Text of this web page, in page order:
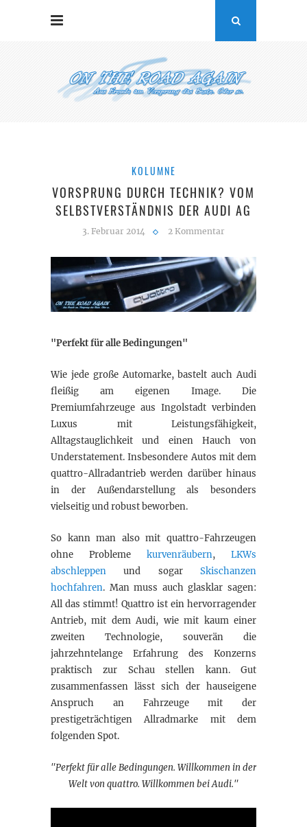
KOLUMNE
VORSPRUNG DURCH TECHNIK? VOM
SELBSTVERSTÄNDNIS DER AUDI AG
3. Februar 2014 2 Kommentar
"Perfekt für alle Bedingungen"
Wie jede große Automarke, bastelt auch Audi
fleißig am eigenen Image. Die
Premiumfahrzeuge aus Ingolstadt verbinden
Luxus mit Leistungsfähigkeit,
Alltagstauglichkeit und einen Hauch von
Understatement. Insbesondere Autos mit dem
quattro-Allradantrieb werden darüber hinaus
in der Außendarstellung als besonders
vielseitig und robust beworben.
So kann man also mit quattro-Fahrzeugen
ohne Probleme kurvenräubern, LKWs
abschleppen und sogar Skischanzen
hochfahren. Man muss auch glasklar sagen:
All das stimmt! Quattro ist ein hervorragender
Antrieb, mit dem Audi, wie mit kaum einer
zweiten Technologie, souverän die
jahrzehntelange Erfahrung des Konzerns
praktisch zur Schau stellen kann. Gut
zusammenfassen lässt sich der hauseigene
Anspruch an Fahrzeuge mit der
prestigeträchtigen Allradmarke mit dem
folgenden Spot.
"Perfekt für alle Bedingungen. Willkommen in der
Welt von quattro. Willkommen bei Audi."